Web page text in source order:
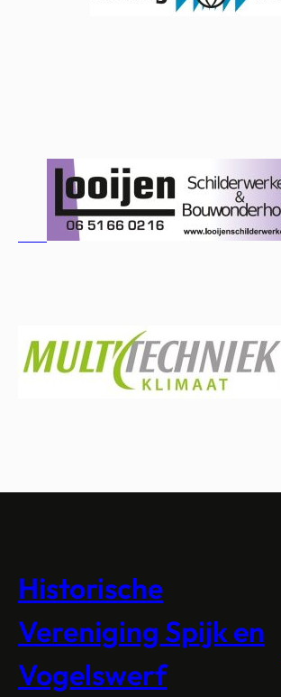
Historische
Vereniging Spijk en
Vogelswerf